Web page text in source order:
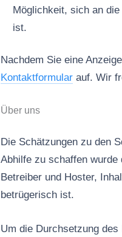
Möglichkeit, sich an
ist.
Nachdem Sie eine
Kontaktformular auf. Wir
Über uns
Die Schätzungen zu den
Abhilfe zu schaffen
Betreiber und Hoster,
betrügerisch ist.
Um die Durchsetzung